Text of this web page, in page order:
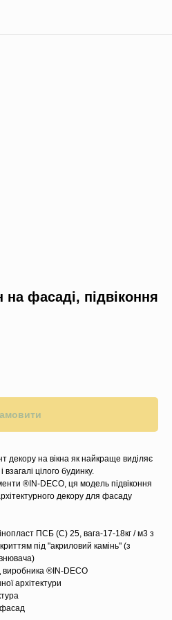
фасаді, підвіконня
декору на вікна як найкраще виділяє
цілого будинку.
®IN-DECO, ця модель підвіконня
декору для фасаду
ПСБ (C) 25, вага-17-18кг / м3 з
під "акриловий камінь" (з
виробника ®IN-DECO
архітектури